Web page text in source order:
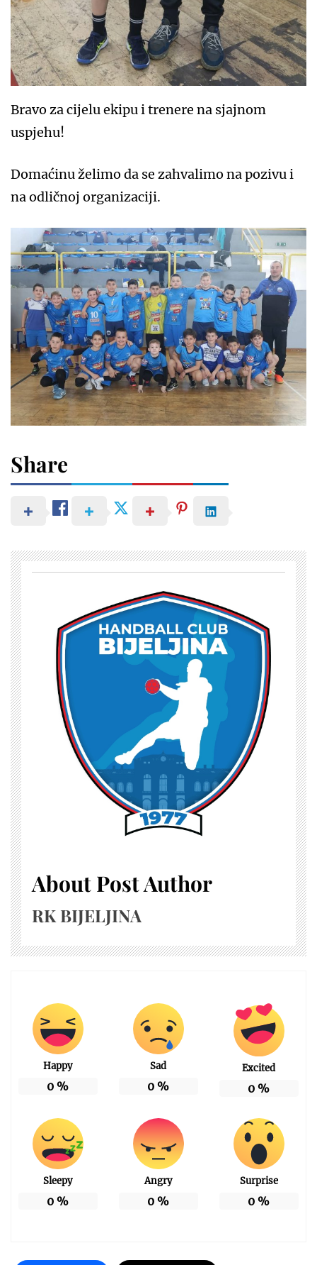
Bravo za cijelu ekipu i trenere na sjajnom
uspjehu!
Domaćinu želimo da se zahvalimo na pozivu i
na odličnoj organizaciji.
Share
About Post Author
RK BIJELJINA
Happy
0 %
Sad
0 %
Excited
0 %
Sleepy
0 %
Angry
0 %
Surprise
0 %